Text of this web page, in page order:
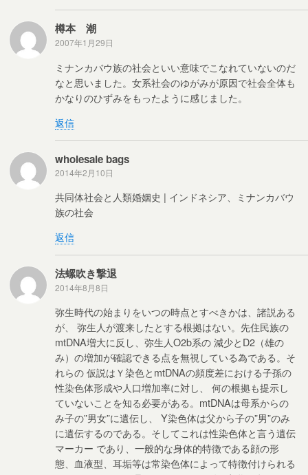
樽本 潮
2007年1月29日
ミナンカバウ族の社会といい意味でこなれていないのだ
なと思いました。女系社会のゆがみが原因で社会全体も
かなりのひずみをもったように感じました。
返信
wholesale bags
2014年2月10日
共同体社会と人類婚姻史 | インドネシア、ミナンカバウ
族の社会
返信
法螺吹き撃退
2014年8月8日
弥生時代の始まりをいつの時点とすべきかは、諸説ある
が、 弥生人が渡来したとする根拠はない。先住民族の
mtDNA増大に反し、弥生人O2b系の 減少とD2（雄の
み）の増加が確認できる点を無視している為である。そ
れらの 仮説はＹ染色とmtDNAの頻度差における子孫の
性染色体形成や人口増加率に対し、 何の根拠も提示し
ていないことを知る必要がある。mtDNAは母系からの
み子の”男女”に遺伝し、 Y染色体は父から子の”男”のみ
に遺伝するのである。そしてこれは性染色体と言う遺伝
マーカー であり、一般的な身体的特徴である顔の形
態、血液型、耳垢等は常染色体によって特徴付けられる